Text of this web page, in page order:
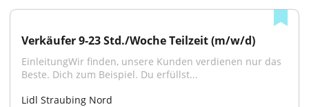
Verkäufer 9-23 Std./Woche Teilzeit (m/w/d)
EinleitungWir finden, unsere Kunden verdienen nur das
Beste. Dich zum Beispiel. Du erfüllst...
Lidl Straubing Nord